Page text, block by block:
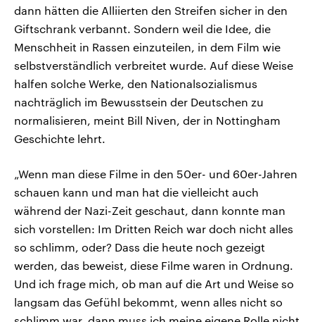
dann hätten die Alliierten den Streifen sicher in den
Giftschrank verbannt. Sondern weil die Idee, die
Menschheit in Rassen einzuteilen, in dem Film wie
selbstverständlich verbreitet wurde. Auf diese Weise
halfen solche Werke, den Nationalsozialismus
nachträglich im Bewusstsein der Deutschen zu
normalisieren, meint Bill Niven, der in Nottingham
Geschichte lehrt.
„Wenn man diese Filme in den 50er- und 60er-Jahren
schauen kann und man hat die vielleicht auch
während der Nazi-Zeit geschaut, dann konnte man
sich vorstellen: Im Dritten Reich war doch nicht alles
so schlimm, oder? Dass die heute noch gezeigt
werden, das beweist, diese Filme waren in Ordnung.
Und ich frage mich, ob man auf die Art und Weise so
langsam das Gefühl bekommt, wenn alles nicht so